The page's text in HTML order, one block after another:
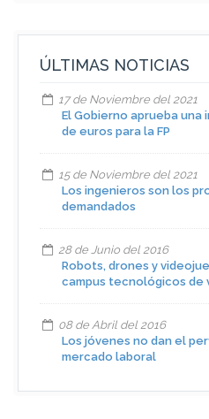
ÚLTIMAS NOTICIAS
17 de Noviembre del 2021
El Gobierno aprueba una
de euros para la FP
15 de Noviembre del 2021
Los ingenieros son los
demandados
28 de Junio del 2016
Robots, drones y
campus tecnológicos de
08 de Abril del 2016
Los jóvenes no dan el
mercado laboral